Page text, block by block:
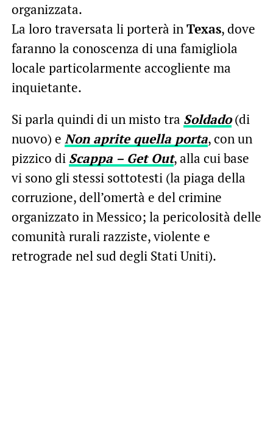
organizzata.
La loro traversata li porterà inTexas, dove
faranno la conoscenza di una famigliola
locale particolarmente accogliente ma
inquietante.
Si parla quindi di un misto tra Soldado(di
nuovo) e Non aprite quella porta, con un
pizzico di Scappa – Get Out, alla cui base
vi sono gli stessi sottotesti (la piaga della
corruzione, dell’omertà e del crimine
organizzato in Messico; la pericolosità delle
comunità rurali razziste, violente e
retrograde nel sud degli Stati Uniti).